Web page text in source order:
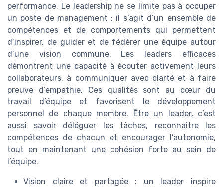
performance. Le leadership ne se limite pas à occuper
un poste de management ; il s’agit d’un ensemble de
compétences et de comportements qui permettent
d’inspirer, de guider et de fédérer une équipe autour
d’une vision commune. Les leaders efficaces
démontrent une capacité à écouter activement leurs
collaborateurs, à communiquer avec clarté et à faire
preuve d’empathie. Ces qualités sont au cœur du
travail d’équipe et favorisent le développement
personnel de chaque membre. Être un leader, c’est
aussi savoir déléguer les tâches, reconnaître les
compétences de chacun et encourager l’autonomie,
tout en maintenant une cohésion forte au sein de
l’équipe.
Vision claire et partagée : un leader inspire